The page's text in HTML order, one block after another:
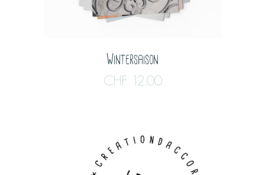
Wintersaison
CHF 12.00